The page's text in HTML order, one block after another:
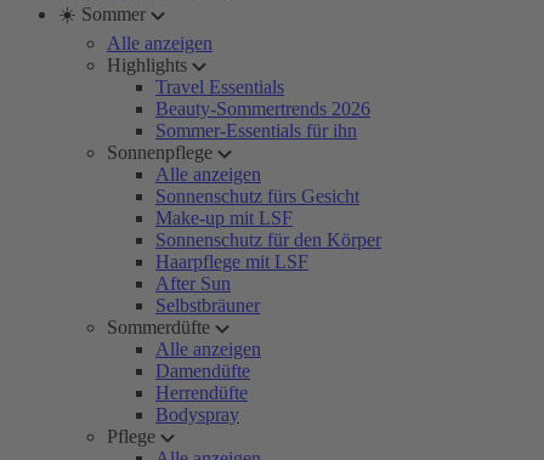
☀️ Sommer
Alle anzeigen
Highlights
Travel Essentials
Beauty-Sommertrends 2026
Sommer-Essentials für ihn
Sonnenpflege
Alle anzeigen
Sonnenschutz fürs Gesicht
Make-up mit LSF
Sonnenschutz für den Körper
Haarpflege mit LSF
After Sun
Selbstbräuner
Sommerdüfte
Alle anzeigen
Damendüfte
Herrendüfte
Bodyspray
Pflege